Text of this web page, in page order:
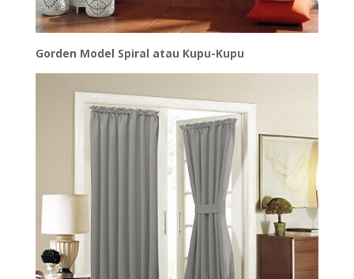
Gorden Model Spiral atau Kupu-Kupu